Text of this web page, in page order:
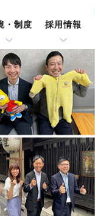
・制度 採用情報